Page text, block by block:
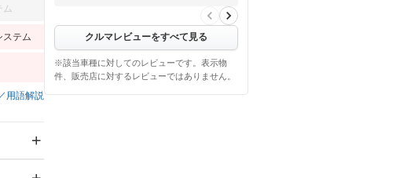
ム
ステム
用語解説
クルマレビューをすべて見る
※該当車種に対してのレビューです。表示物
件、販売店に対するレビューではありません。